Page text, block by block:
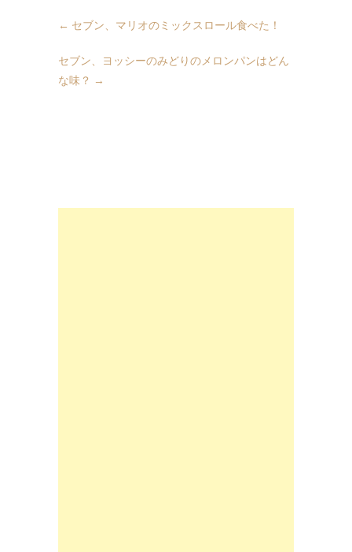
← セブン、マリオのミックスロール食べた！
セブン、ヨッシーのみどりのメロンパンはどん
な味？ →